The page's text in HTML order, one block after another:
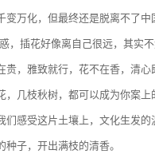
变万化，但最终还是脱离不了中
，插花好像离自己很远，其实
贵，雅致就行，花不在香，清心
，几枝秋树，都可以成为你案上
们感受这片土壤上，文化生发的
子，开出满枝的清香。